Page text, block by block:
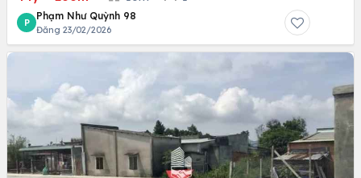
P
Phạm Như Quỳnh 98
Đăng 23/02/2026